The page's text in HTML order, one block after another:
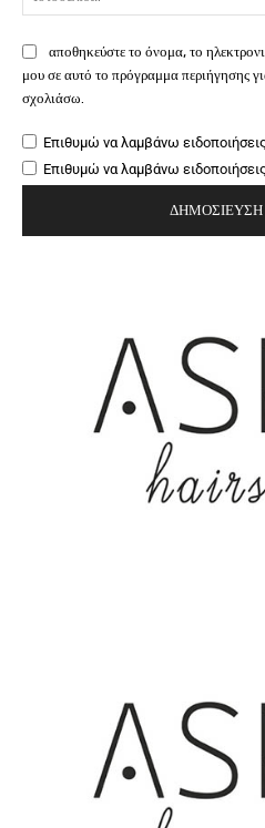
αποθηκεύστε το όνομα, το
μου σε αυτό το πρόγραμμα περιήγησης
σχολιάσω.
Επιθυμώ να λαμβάνω
Επιθυμώ να λαμβάνω